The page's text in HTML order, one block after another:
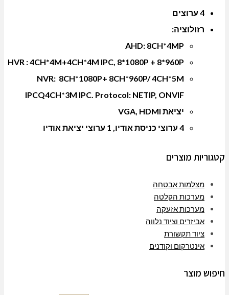
4 ערוצים
רזולוציה:
AHD: 8CH*4MP
HVR : 4CH*4M+4CH*4M IPC, 8*1080P + 8*960P
NVR: 8CH*1080P+ 8CH*960P/ 4CH*5M
IPCQ4CH*3M IPC. Protocol: NETIP, ONVIF
יציאת VGA, HDMI
4 ערוצי כניסת אודיו, 1 ערוצי יציאת אודיו
קטגוריות מוצרים
מצלמות אבטחה
מערכות הקלטה
מערכות אזעקה
אביזרים וציוד נלווה
ציוד תקשורת
אינטרקום וקודנים
חיפוש מוצר